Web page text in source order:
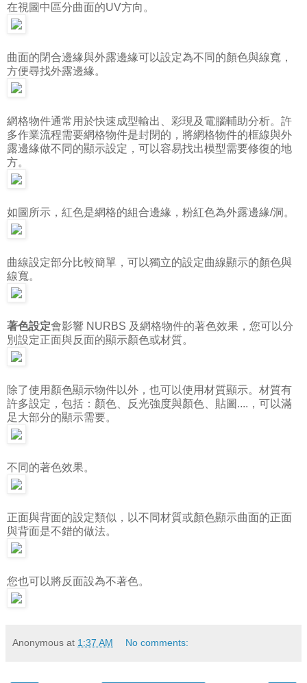
在視圖中區分曲面的UV方向。
曲面的閉合邊緣與外露邊緣可以設定為不同的顏色與線寬，
方便尋找外露邊緣。
網格物件通常用於快速成型輸出、彩現及電腦輔助分析。許
多作業流程需要網格物件是封閉的，將網格物件的框線與外
露邊緣做不同的顯示設定，可以容易找出模型需要修復的地
方。
如圖所示，紅色是網格的組合邊緣，粉紅色為外露邊緣/洞。
曲線設定部分比較簡單，可以獨立的設定曲線顯示的顏色與
線寬。
著色設定會影響 NURBS 及網格物件的著色效果，您可以分
別設定正面與反面的顯示顏色或材質。
除了使用顏色顯示物件以外，也可以使用材質顯示。材質有
許多設定，包括：顏色、反光強度與顏色、貼圖....，可以滿
足大部分的顯示需要。
不同的著色效果。
正面與背面的設定類似，以不同材質或顏色顯示曲面的正面
與背面是不錯的做法。
您也可以將反面設為不著色。
Anonymous at 1:37 AM No comments: